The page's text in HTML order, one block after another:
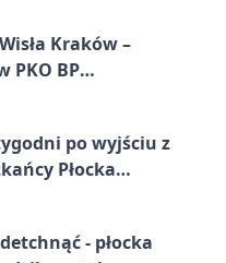
Kraków –
PKO BP
przed przerwą
po wyjściu z
Płocka
- płocka